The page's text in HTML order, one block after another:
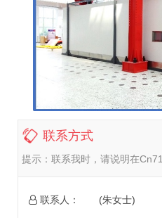
联系方式
提示： 联系我时，请说明在
联系人： (朱女士)